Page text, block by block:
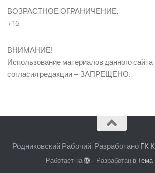
ВОЗРАСТНОЕ ОГРАНИЧЕНИЕ:
+16
ВНИМАНИЕ!
Использование материалов данного
согласия редакции – ЗАПРЕЩЕНО.
Родниковский Рабочий. Разработано ГК
Работает на - Разработан вТема